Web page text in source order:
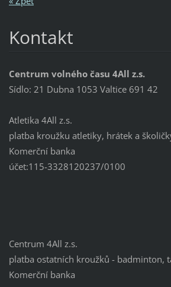
Kontakt
Centrum volného času 4All z.s.
Sídlo: 21 Dubna 1053 Valtice 691 42
Atletika 4All z.s.
platba kroužku atletiky, hrátek a
Komerční banka
účet:115-3328120237/0100
Centrum 4All z.s.
platba ostatních kroužků - badminton,
Komerční banka